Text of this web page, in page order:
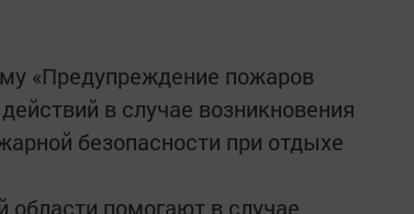
«Предупреждение пожаров
в случае возникновения
безопасности при отдыхе
помогают в случае